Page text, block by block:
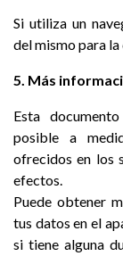
Si utiliza un
del mismo para
5. Más
Esta
posible a
ofrecidos en los
efectos.
Puede obtener
tus datos en el
si tiene alguna